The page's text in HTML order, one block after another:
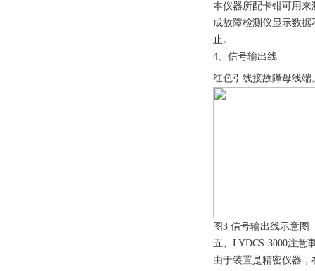
本仪器所配卡钳可用
成故障检测仪显示数
止。
4、信号输出线
红色引线接故障母线
图3 信号输出线示意图
五、LYDCS-3000注意
由于装置是精密仪器